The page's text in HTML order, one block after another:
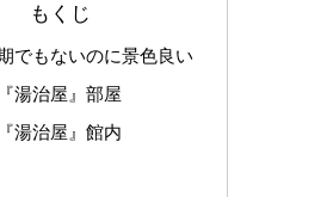
もくじ
でもないのに景色良い
湯治屋』部屋
湯治屋』館内